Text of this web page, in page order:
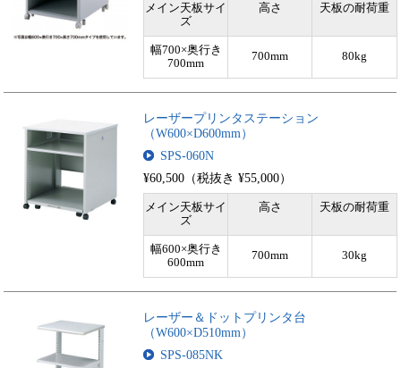
メイン天板サイ
ズ
高さ 天板の耐荷重
幅700×奥行き
700mm
700mm 80kg
レーザープリンタステーション
（W600×D600mm）
SPS-060N
¥60,500（税抜き ¥55,000）
メイン天板サイ
ズ
高さ 天板の耐荷重
幅600×奥行き
600mm
700mm 30kg
レーザー＆ドットプリンタ台
（W600×D510mm）
SPS-085NK